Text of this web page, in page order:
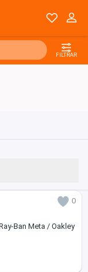
FILTRAR
0
Ban Meta / Oakley